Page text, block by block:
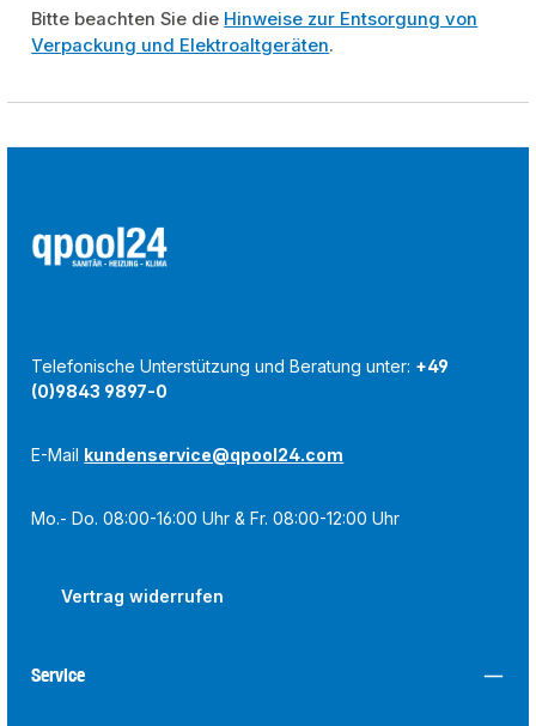
Bitte beachten Sie die Hinweise zur Entsorgung von
Verpackung und Elektroaltgeräten.
Telefonische Unterstützung und Beratung unter: +49
(0)9843 9897-0
E-Mail kundenservice@qpool24.com
Mo.- Do. 08:00-16:00 Uhr & Fr. 08:00-12:00 Uhr
Vertrag widerrufen
Service